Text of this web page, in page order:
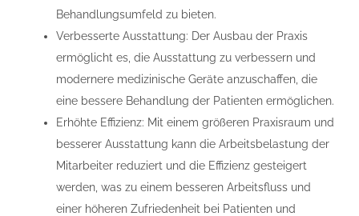
Behandlungsumfeld zu bieten.
Verbesserte Ausstattung: Der Ausbau der Praxis
ermöglicht es, die Ausstattung zu verbessern und
modernere medizinische Geräte anzuschaffen, die
eine bessere Behandlung der Patienten ermöglichen.
Erhöhte Effizienz: Mit einem größeren Praxisraum und
besserer Ausstattung kann die Arbeitsbelastung der
Mitarbeiter reduziert und die Effizienz gesteigert
werden, was zu einem besseren Arbeitsfluss und
einer höheren Zufriedenheit bei Patienten und